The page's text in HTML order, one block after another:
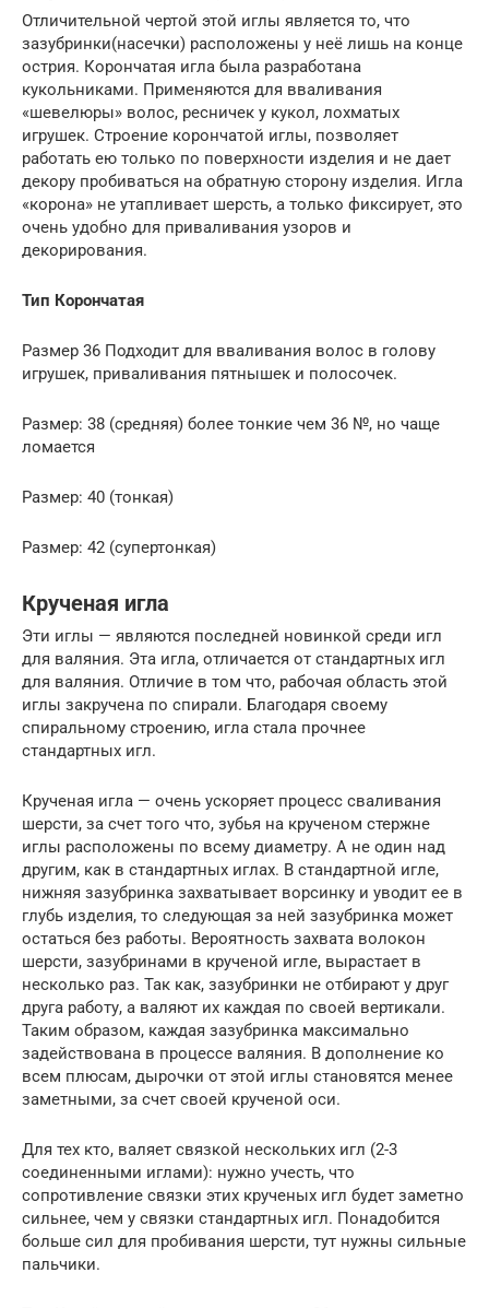
Отличительной чертой этой иглы является то, что
зазубринки(насечки) расположены у неё лишь на конце
острия. Корончатая игла была разработана
кукольниками. Применяются для вваливания
«шевелюры» волос, ресничек у кукол, лохматых
игрушек. Строение корончатой иглы, позволяет
работать ею только по поверхности изделия и не дает
декору пробиваться на обратную сторону изделия. Игла
«корона» не утапливает шерсть, а только фиксирует, это
очень удобно для приваливания узоров и
декорирования.
Тип Корончатая
Размер 36 Подходит для вваливания волос в голову
игрушек, приваливания пятнышек и полосочек.
Размер: 38 (средняя) более тонкие чем 36 №, но чаще
ломается
Размер: 40 (тонкая)
Размер: 42 (супертонкая)
Крученая игла
Эти иглы — являются последней новинкой среди игл
для валяния. Эта игла, отличается от стандартных игл
для валяния. Отличие в том что, рабочая область этой
иглы закручена по спирали. Благодаря своему
спиральному строению, игла стала прочнее
стандартных игл.
Крученая игла — очень ускоряет процесс сваливания
шерсти, за счет того что, зубья на крученом стержне
иглы расположены по всему диаметру. А не один над
другим, как в стандартных иглах. В стандартной игле,
нижняя зазубринка захватывает ворсинку и уводит ее в
глубь изделия, то следующая за ней зазубринка может
остаться без работы. Вероятность захвата волокон
шерсти, зазубринами в крученой игле, вырастает в
несколько раз. Так как, зазубринки не отбирают у друг
друга работу, а валяют их каждая по своей вертикали.
Таким образом, каждая зазубринка максимально
задействована в процессе валяния. В дополнение ко
всем плюсам, дырочки от этой иглы становятся менее
заметными, за счет своей крученой оси.
Для тех кто, валяет связкой нескольких игл (2-3
соединенными иглами): нужно учесть, что
сопротивление связки этих крученых игл будет заметно
сильнее, чем у связки стандартных игл. Понадобится
больше сил для пробивания шерсти, тут нужны сильные
пальчики.